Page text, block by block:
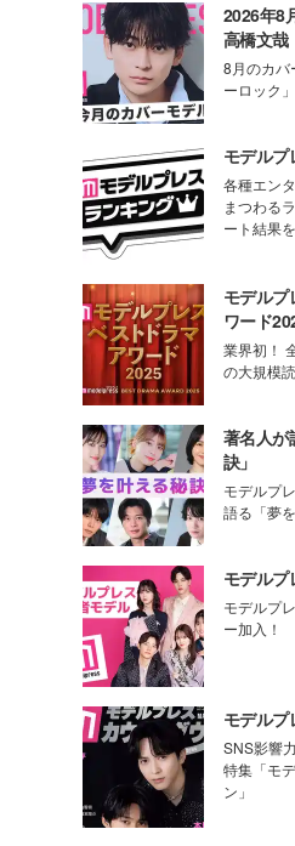
2026年8
高橋文哉
8月のカバ
ーロック
モデルプ
各種エン
まつわる
ート結果
モデルプ
ワード
業界初！
の大規模
著名人が
訣」
モデルプ
語る「夢
モデルプ
モデルプ
ー加入！
モデルプ
SNS影響
特集「モ
ン」